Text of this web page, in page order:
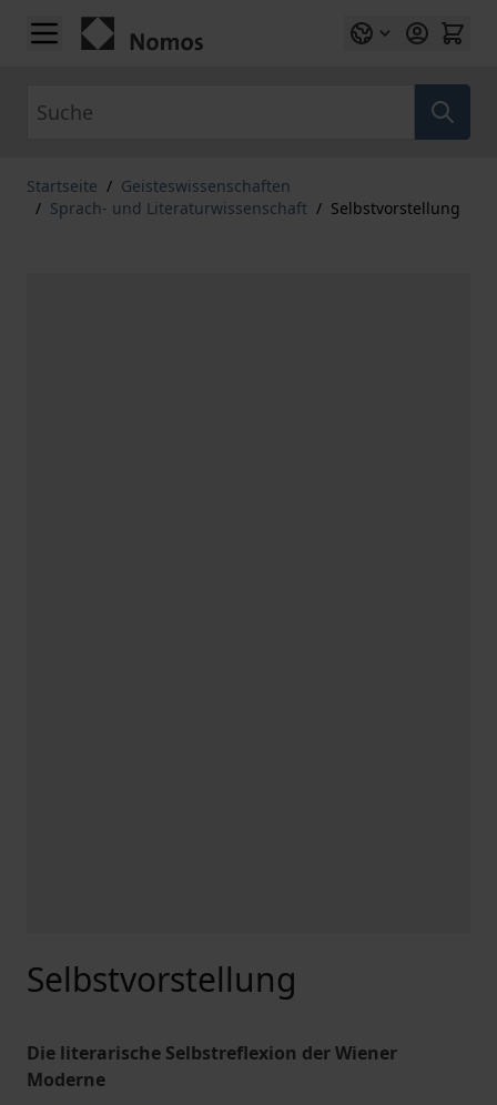
Zum Inhalt springen
Startseite / Geisteswissenschaften
/ Sprach- und Literaturwissenschaft / Selbstvorstellung
Selbstvorstellung
Die literarische Selbstreflexion der Wiener
Moderne